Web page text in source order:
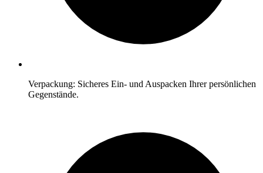
Verpackung: Sicheres Ein- und Auspacken Ihrer persönlichen
Gegenstände.